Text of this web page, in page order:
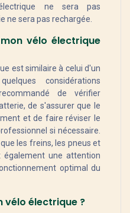
ne sera pas
ne sera pas rechargée.
vélo électrique
est similaire à celui d'un
considérations
de vérifier
de s'assurer que le
et de faire réviser le
si nécessaire.
les freins, les pneus et
également une attention
optimal du
vélo électrique ?